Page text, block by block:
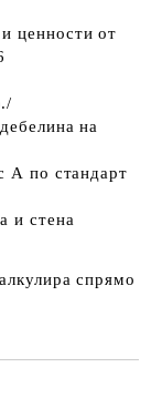
ценности от
на
А по стандарт
и стена
спрямо